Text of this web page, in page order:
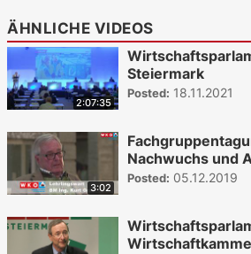
ÄHNLICHE VIDEOS
2:07:35
Steiermark
Posted: 18.11.2021
3:02
Nachwuchs und
Posted: 05.12.2019